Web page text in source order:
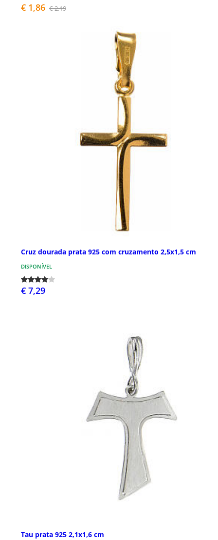
€ 1,86 € 2,19
Cruz dourada prata 925 com cruzamento 2,5x1,5 cm
DISPONÍVEL
€ 7,29
Tau prata 925 2,1x1,6 cm